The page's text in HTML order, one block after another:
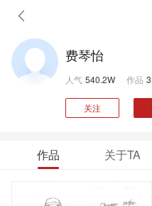
费琴怡
人气 540.2W 作品 3
关注
作品 关于TA